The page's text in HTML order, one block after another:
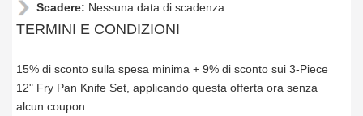
Scadere: Nessuna data di scadenza
TERMINI E CONDIZIONI
15% di sconto sulla spesa minima + 9% di sconto sui 3-Piece
12" Fry Pan Knife Set, applicando questa offerta ora senza
alcun coupon